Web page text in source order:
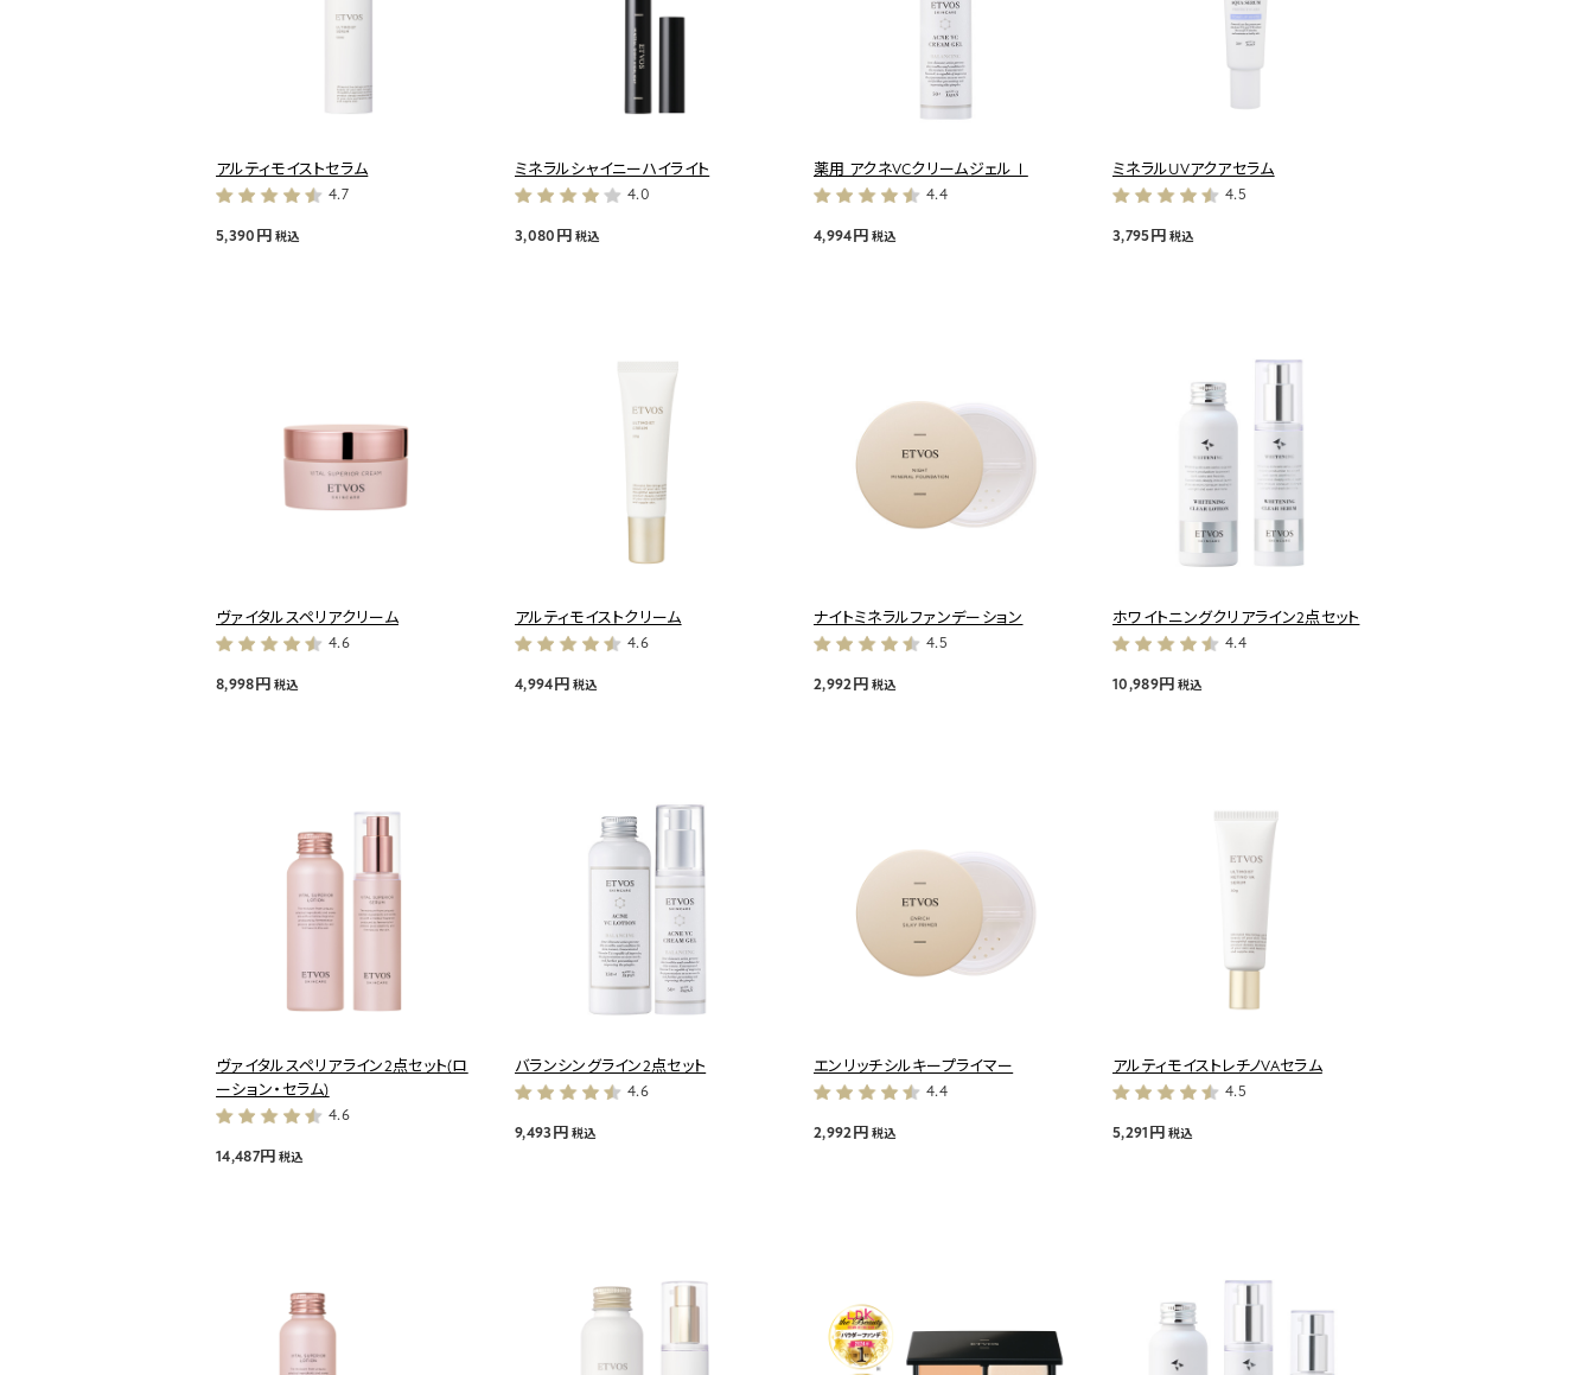
アルティモイストセラム
4.7
5,390円 税込
ミネラルシャイニーハイライト
4.0
3,080円 税込
薬用 アクネVCクリームジェルⅠ
4.4
4,994円 税込
ミネラルUVアクアセラム
4.5
3,795円 税込
ヴァイタルスペリアクリーム
4.6
8,998円 税込
アルティモイストクリーム
4.6
4,994円 税込
ナイトミネラルファンデーション
4.5
2,992円 税込
ホワイトニングクリアライン2点セット
4.4
10,989円 税込
ヴァイタルスペリアライン2点セット(ロ
ーション・セラム)
4.6
14,487円 税込
バランシングライン2点セット
4.6
9,493円 税込
エンリッチシルキープライマー
4.4
2,992円 税込
アルティモイストレチノVAセラム
4.5
5,291円 税込